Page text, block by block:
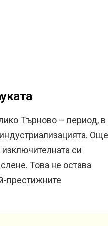
Търново – период, в
Още
изключителната си
Това не остава
престижните